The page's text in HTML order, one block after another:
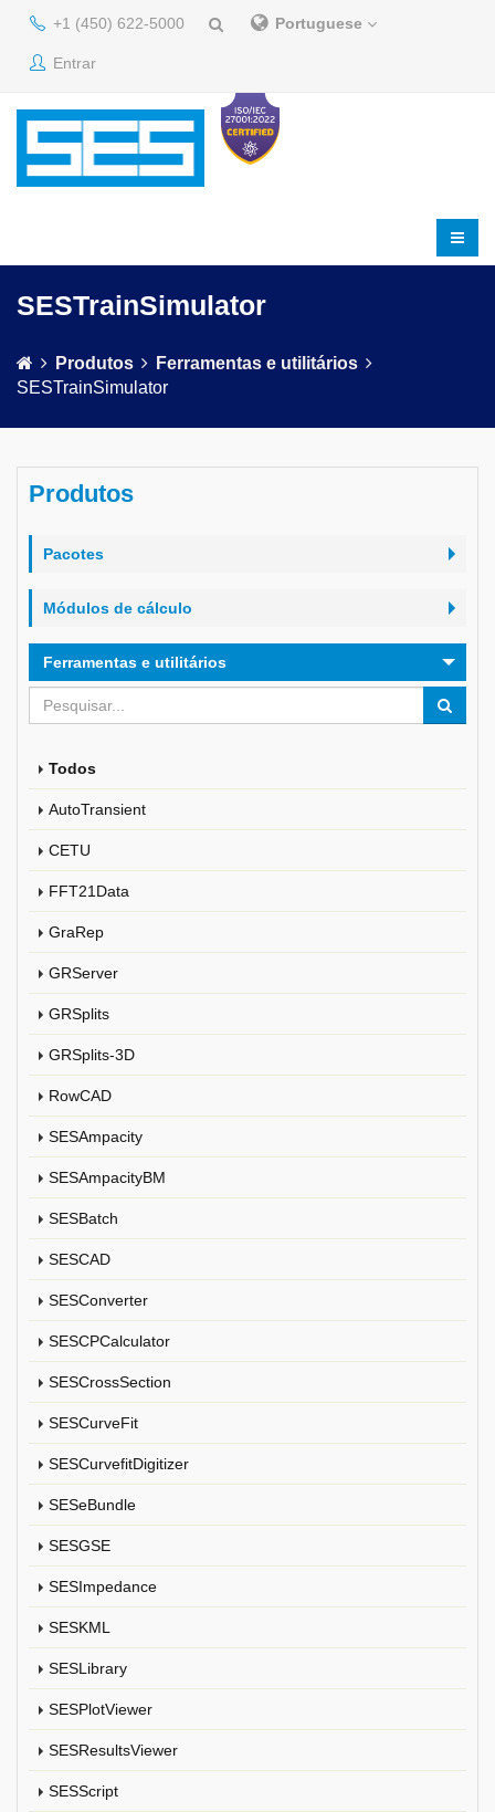
+1 (450) 622-5000 Portuguese
Entrar
SESTrainSimulator
Produtos
Ferramentas e utilitários
SESTrainSimulator
Produtos
Pacotes
Módulos de cálculo
Ferramentas e utilitários
Todos
AutoTransient
CETU
FFT21Data
GraRep
GRServer
GRSplits
GRSplits-3D
RowCAD
SESAmpacity
SESAmpacityBM
SESBatch
SESCAD
SESConverter
SESCPCalculator
SESCrossSection
SESCurveFit
SESCurvefitDigitizer
SESeBundle
SESGSE
SESImpedance
SESKML
SESLibrary
SESPlotViewer
SESResultsViewer
SESScript